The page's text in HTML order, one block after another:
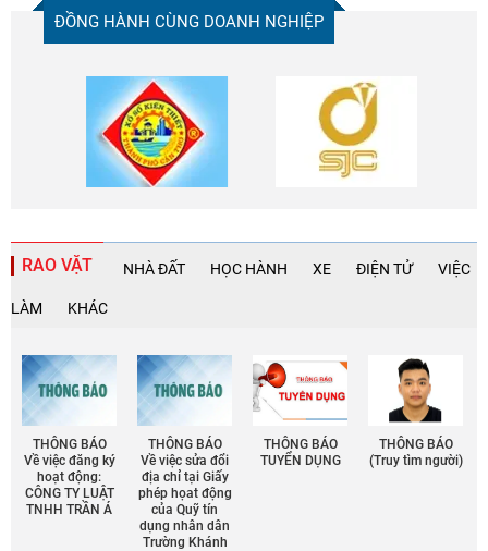
ĐỒNG HÀNH CÙNG DOANH NGHIỆP
RAO VẶT NHÀ ĐẤT HỌC HÀNH XE ĐIỆN TỬ VIỆC
LÀM KHÁC
THÔNG BÁO
Về việc đăng ký
hoạt động:
CÔNG TY LUẬT
TNHH TRẦN Á
THÔNG BÁO
Về việc sửa đổi
địa chỉ tại Giấy
phép họat động
của Quỹ tín
dụng nhân dân
Trường Khánh
THÔNG BÁO
TUYỂN DỤNG
THÔNG BÁO
(Truy tìm người)